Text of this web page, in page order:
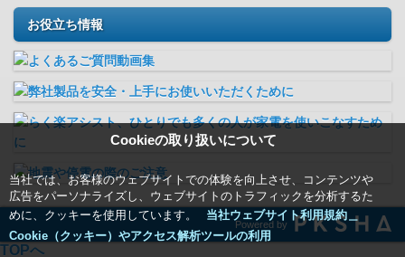
Cookieの取り扱いについて
当社では、お客様のウェブサイトでの体験を向上させ、コンテンツや
広告をパーソナライズし、ウェブサイトのトラフィックを分析するた
めに、クッキーを使用しています。
当社ウェブサイト利用規約＿
Cookie（クッキー）やアクセス解析ツールの利用
お役立ち情報
Powered by
TOPへ